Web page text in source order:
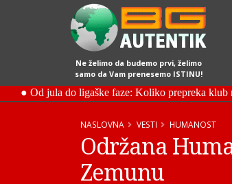
Ne želimo da budemo prvi, želimo
samo da Vam prenesemo ISTINU!
NASLOVNA VESTI HUMANOST
Održana
Zemunu